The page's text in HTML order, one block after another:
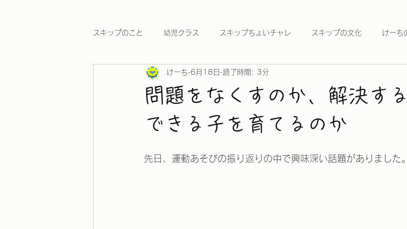
スキップのこと 幼児クラス スキップちょいチャレ スキップの文化 けーち
ワールドカップ2026
問題をなくすのか、解決す
できる子を育てるのか
けーち 6月18日 読了時間: 3分
先日、運動あそびの振り返りの中で興味深い話題がありました。